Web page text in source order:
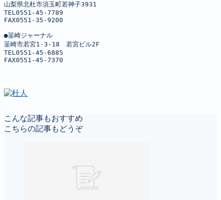
山梨県北杜市須玉町若神子3931
TEL0551-45-7789
FAX0551-35-9200
●韮崎ジャーナル
韮崎市若宮1-3-18　若宮ビル2F
TEL0551-45-6885
FAX0551-45-7370
こんな記事もおすすめ
こちらの記事もどうぞ